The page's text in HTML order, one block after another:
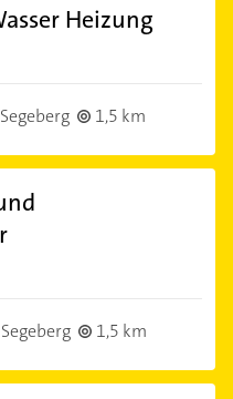
Heizung
1,5 km
1,5 km